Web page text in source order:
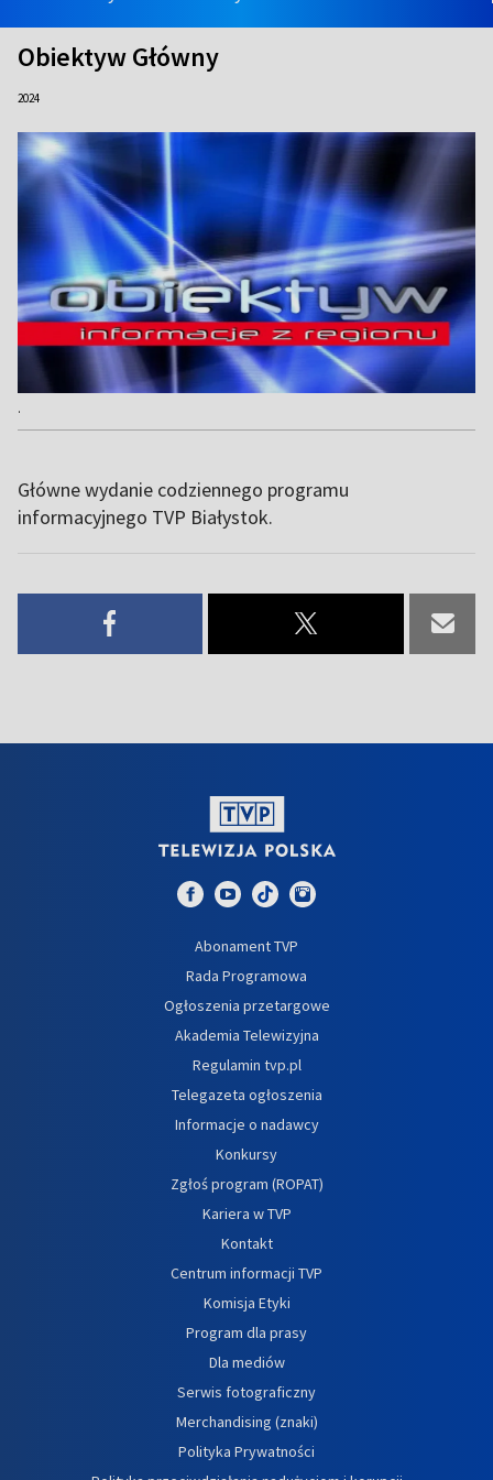
Obiektyw Główny
2024
.
Główne wydanie codziennego programu
informacyjnego TVP Białystok.
Abonament TVP
Rada Programowa
Ogłoszenia przetargowe
Akademia Telewizyjna
Regulamin tvp.pl
Telegazeta ogłoszenia
Informacje o nadawcy
Konkursy
Zgłoś program (ROPAT)
Kariera w TVP
Kontakt
Centrum informacji TVP
Komisja Etyki
Program dla prasy
Dla mediów
Serwis fotograficzny
Merchandising (znaki)
Polityka Prywatności